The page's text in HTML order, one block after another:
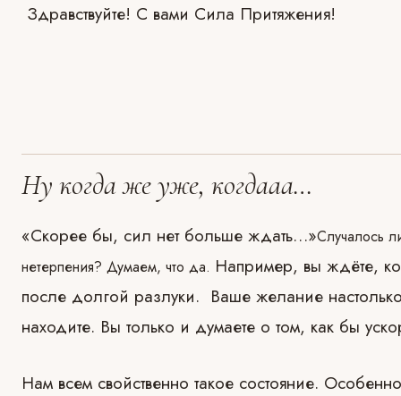
Здравствуйте! С вами Сила Притяжения!
Ну когда же уже, когдааа…
«Скорее бы, сил нет больше ждать…»Случалось
нетерпения? Думаем, что да. Например, вы ждёте,
после долгой разлуки. Ваше желание
находите. Вы только и думаете о том, как бы
Нам всем свойственно такое состояние.